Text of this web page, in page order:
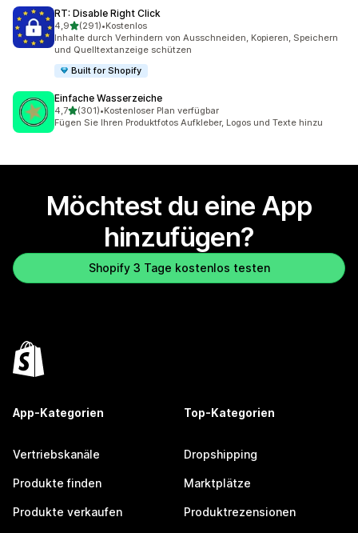
RT: Disable Right Click
4,9von 5 Sternen
(291)
291 Rezensionen insgesamt
•Kostenlos
Inhalte durch Verhindern von Ausschneiden, Kopieren, Speichern
und Quelltextanzeige schützen
Built for Shopify
Einfache Wasserzeiche
4,7von 5 Sternen
(301)
301 Rezensionen insgesamt
•Kostenloser Plan verfügbar
Fügen Sie Ihren Produktfotos Aufkleber, Logos und Texte hinzu
Möchtest du eine App
hinzufügen?
Shopify 3 Tage kostenlos testen
App-Kategorien
Vertriebskanäle
Produkte finden
Produkte verkaufen
Top-Kategorien
Dropshipping
Marktplätze
Produktrezensionen